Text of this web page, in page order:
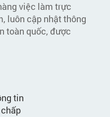
việc làm trực
luôn cập nhật thông
toàn quốc, được
tin